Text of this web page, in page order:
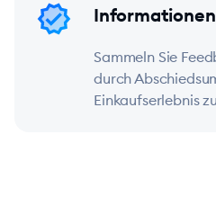
Sammeln Sie
durch
Einkaufserlebnis